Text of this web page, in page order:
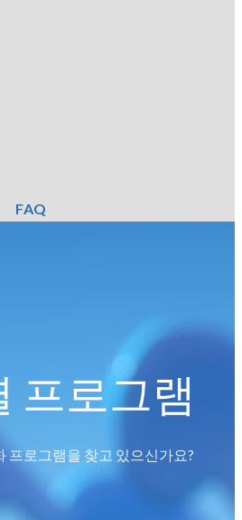
FAQ
프로그램
프로그램을 찾고 있으신가요?